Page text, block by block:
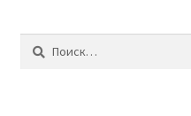
Найти: